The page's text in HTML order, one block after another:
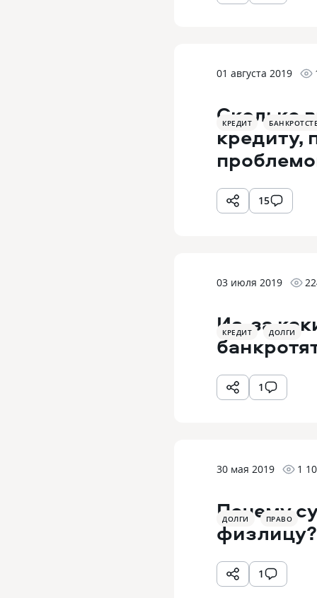
01 августа 2019
КРЕДИТ
Сколько
кредиту,
15
03 июля 2019
КРЕДИТ ДОЛГИ
Из-за
1
30 мая 2019 1
ДОЛГИ ПРАВО
Почему
физлицу?
1